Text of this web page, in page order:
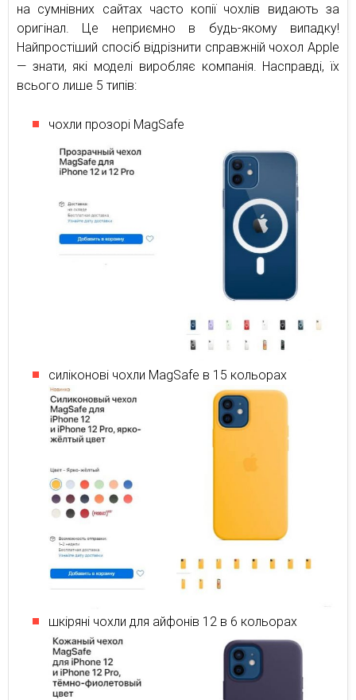
на сумнівних сайтах часто копії чохлів видають за
оригінал. Це неприємно в будь-якому випадку!
Найпростіший спосіб відрізнити справжній чохол Apple
— знати, які моделі виробляє компанія. Насправді, їх
всього лише 5 типів:
чохли прозорі MagSafe
силіконові чохли MagSafe в 15 кольорах
шкіряні чохли для айфонів 12 в 6 кольорах